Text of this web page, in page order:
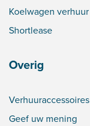
Koelwagen verhuur
Shortlease
Overig
Verhuuraccessoires
Geef uw mening